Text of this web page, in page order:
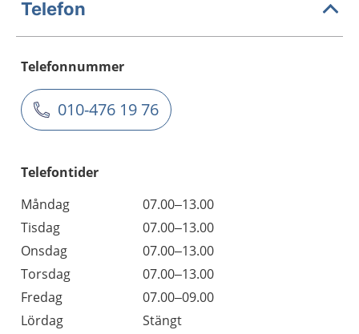
Telefon
Telefonnummer
010-476 19 76
Telefontider
Måndag
07.00–13.00
Tisdag
07.00–13.00
Onsdag
07.00–13.00
Torsdag
07.00–13.00
Fredag
07.00–09.00
Lördag
Stängt